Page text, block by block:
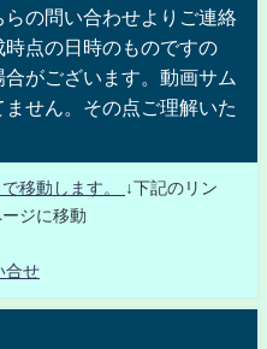
の問い合わせよりご連絡
点の日時のものですの
がございます。動画サム
せん。その点ご理解いた
移動します。
↓下記のリン
ジに移動
合せ